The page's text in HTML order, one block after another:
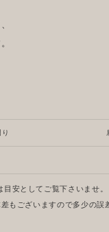
安としてご覧下さいませ。
もございますので多少の誤